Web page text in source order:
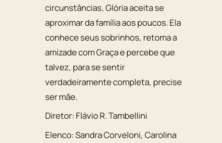
circunstâncias, Glória aceita se
aproximar da família aos poucos. Ela
conhece seus sobrinhos, retoma a
amizade com Graça e percebe que
talvez, para se sentir
verdadeiramente completa, precise
ser mãe.
Diretor: Flávio R. Tambellini
Elenco:Sandra Corveloni,Carolina